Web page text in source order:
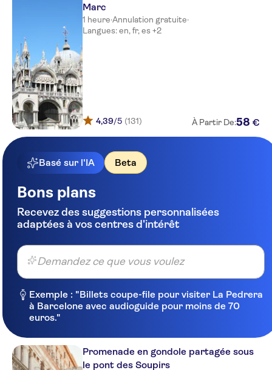
Marc
1 heure·Annulation gratuite·
Langues: en, fr, es +2
4,39/5 (131) À Partir De:58 €
Basé sur l'IA Beta
Bons plans
Recevez des suggestions personnalisées
adaptées à vos centres d'intérêt
Demandez ce que vous voulez
Exemple : "Billets coupe-file pour visiter La Pedrera
à Barcelone avec audioguide pour moins de 70
euros."
Promenade en gondole partagée sous
le pont des Soupirs